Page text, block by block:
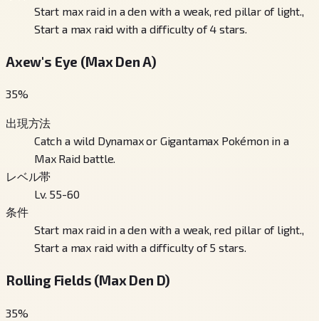
Start max raid in a den with a weak, red pillar of light.,
Start a max raid with a difficulty of 4 stars.
Axew's Eye (Max Den A)
35%
出現方法
Catch a wild Dynamax or Gigantamax Pokémon in a
Max Raid battle.
レベル帯
Lv. 55-60
条件
Start max raid in a den with a weak, red pillar of light.,
Start a max raid with a difficulty of 5 stars.
Rolling Fields (Max Den D)
35%